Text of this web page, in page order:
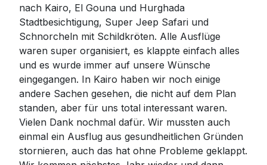
nach Kairo, El Gouna und Hurghada
Stadtbesichtigung, Super Jeep Safari und
Schnorcheln mit Schildkröten. Alle Ausflüge
waren super organisiert, es klappte einfach alles
und es wurde immer auf unsere Wünsche
eingegangen. In Kairo haben wir noch einige
andere Sachen gesehen, die nicht auf dem Plan
standen, aber für uns total interessant waren.
Vielen Dank nochmal dafür. Wir mussten auch
einmal ein Ausflug aus gesundheitlichen Gründen
stornieren, auch das hat ohne Probleme geklappt.